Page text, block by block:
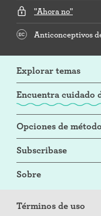
"Ahora no"
Anticonceptivos
Explorar temas
Encuentra cuidado
Opciones de
Subscribase
Sobre
Términos de uso